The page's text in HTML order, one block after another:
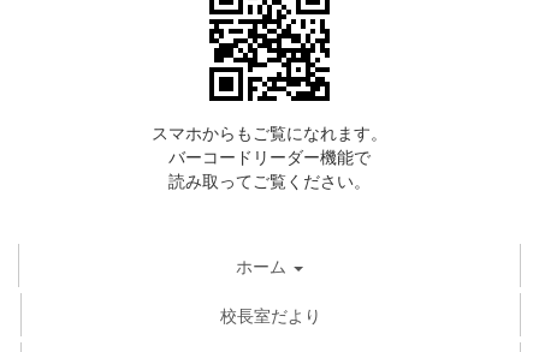
スマホからもご覧になれます。
バーコードリーダー機能で
読み取ってご覧ください。
ホーム
校長室だより